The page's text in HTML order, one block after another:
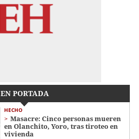
EN PORTADA
HECHO
Masacre: Cinco personas mueren
en Olanchito, Yoro, tras tiroteo en
vivienda